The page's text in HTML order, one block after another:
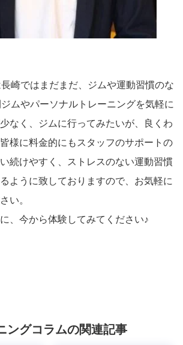
崎ではまだまだ、ジムや運動習慣のな
ムやパーソナルトレーニングを気軽に
なく、ジムに行ってみたいが、良くわ
様に料金的にもスタッフのサポートの
続けやすく、ストレスのない運動習慣
ように致しておりますので、お気軽に
い。
、今から体験してみてください♪
ングコラムの関連記事